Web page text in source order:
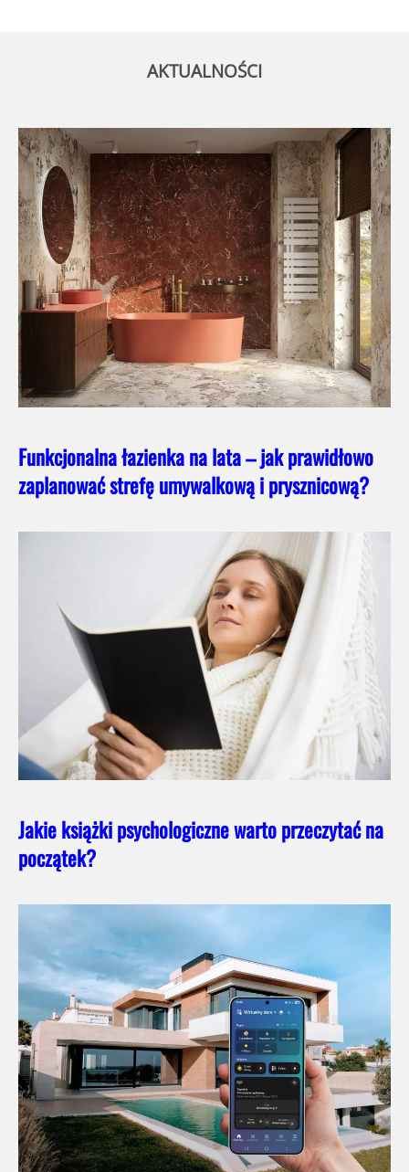
AKTUALNOŚCI
Funkcjonalna łazienka na lata – jak prawidłowo
zaplanować strefę umywalkową i prysznicową?
Jakie książki psychologiczne warto przeczytać na
początek?